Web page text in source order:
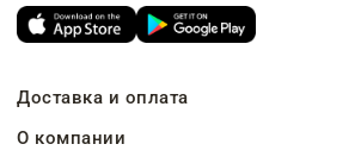
Доставка и оплата
О компании